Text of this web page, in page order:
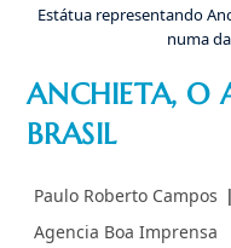
Estátua representando
numa
ANCHIETA, O
BRASIL
Autor
post:
Paulo Roberto Campos
Categoria
Agencia Boa Imprensa